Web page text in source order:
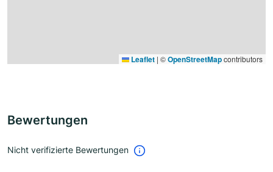
Leaflet | ©OpenStreetMapcontributors
Bewertungen
Nicht verifizierte Bewertungen